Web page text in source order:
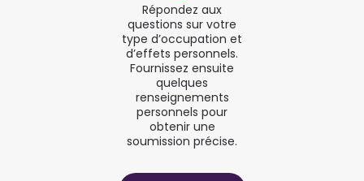
Répondez aux
questions sur votre
type d’occupation et
d’effets personnels.
Fournissez ensuite
quelques
renseignements
personnels pour
obtenir une
soumission précise.